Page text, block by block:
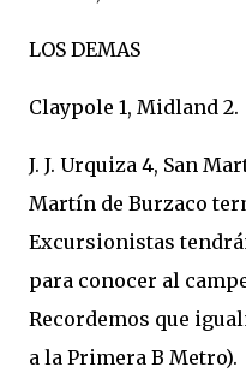
LOS DEMAS
Claypole 1, Midland 2.
J. J. Urquiza 4, San
Martín de Burzaco
Excursionistas
para conocer al
Recordemos que
a la Primera B Metro).